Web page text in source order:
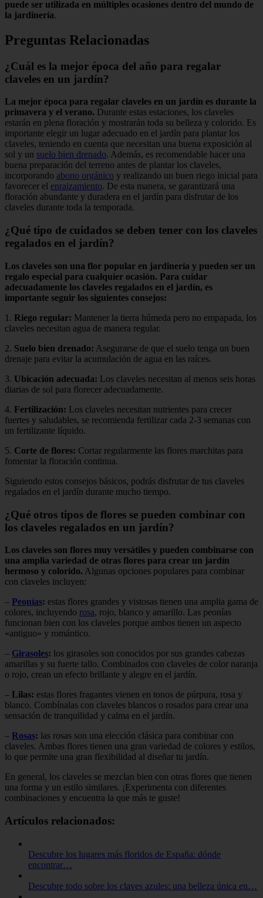
puede ser utilizada en múltiples ocasiones dentro del mundo de
la jardinería.
Preguntas Relacionadas
¿Cuál es la mejor época del año para regalar
claveles en un jardín?
La mejor época para regalar claveles en un jardín es durante la
primavera y el verano. Durante estas estaciones, los claveles
estarán en plena floración y mostrarán toda su belleza y colorido. Es
importante elegir un lugar adecuado en el jardín para plantar los
claveles, teniendo en cuenta que necesitan una buena exposición al
sol y un suelo bien drenado. Además, es recomendable hacer una
buena preparación del terreno antes de plantar los claveles,
incorporando abono orgánico y realizando un buen riego inicial para
favorecer el enraizamiento. De esta manera, se garantizará una
floración abundante y duradera en el jardín para disfrutar de los
claveles durante toda la temporada.
¿Qué tipo de cuidados se deben tener con los claveles
regalados en el jardín?
Los claveles son una flor popular en jardinería y pueden ser un
regalo especial para cualquier ocasión. Para cuidar
adecuadamente los claveles regalados en el jardín, es
importante seguir los siguientes consejos:
1. Riego regular: Mantener la tierra húmeda pero no empapada, los
claveles necesitan agua de manera regular.
2. Suelo bien drenado: Asegurarse de que el suelo tenga un buen
drenaje para evitar la acumulación de agua en las raíces.
3. Ubicación adecuada: Los claveles necesitan al menos seis horas
diarias de sol para florecer adecuadamente.
4. Fertilización: Los claveles necesitan nutrientes para crecer
fuertes y saludables, se recomienda fertilizar cada 2-3 semanas con
un fertilizante líquido.
5. Corte de flores: Cortar regularmente las flores marchitas para
fomentar la floración continua.
Siguiendo estos consejos básicos, podrás disfrutar de tus claveles
regalados en el jardín durante mucho tiempo.
¿Qué otros tipos de flores se pueden combinar con
los claveles regalados en un jardín?
Los claveles son flores muy versátiles y pueden combinarse con
una amplia variedad de otras flores para crear un jardín
hermoso y colorido. Algunas opciones populares para combinar
con claveles incluyen:
– Peonías: estas flores grandes y vistosas tienen una amplia gama de
colores, incluyendo rosa, rojo, blanco y amarillo. Las peonías
funcionan bien con los claveles porque ambos tienen un aspecto
«antiguo» y romántico.
– Girasoles: los girasoles son conocidos por sus grandes cabezas
amarillas y su fuerte tallo. Combinados con claveles de color naranja
o rojo, crean un efecto brillante y alegre en el jardín.
– Lilas: estas flores fragantes vienen en tonos de púrpura, rosa y
blanco. Combínalas con claveles blancos o rosados para crear una
sensación de tranquilidad y calma en el jardín.
– Rosas: las rosas son una elección clásica para combinar con
claveles. Ambas flores tienen una gran variedad de colores y estilos,
lo que permite una gran flexibilidad al diseñar tu jardín.
En general, los claveles se mezclan bien con otras flores que tienen
una forma y un estilo similares. ¡Experimenta con diferentes
combinaciones y encuentra la que más te guste!
Artículos relacionados:
Descubre los lugares más floridos de España: dónde
encontrar…
Descubre todo sobre los claves azules: una belleza única en…